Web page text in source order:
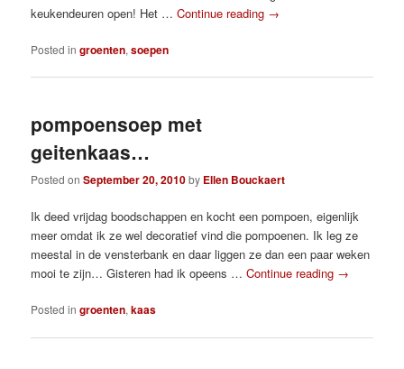
keukendeuren open! Het …Continue reading →
Posted in groenten,soepen
pompoensoep met
geitenkaas…
Posted onSeptember 20, 2010by Ellen Bouckaert
Ik deed vrijdag boodschappen en kocht een pompoen, eigenlijk
meer omdat ik ze wel decoratief vind die pompoenen. Ik leg ze
meestal in de vensterbank en daar liggen ze dan een paar weken
mooi te zijn… Gisteren had ik opeens …Continue reading →
Posted in groenten,kaas